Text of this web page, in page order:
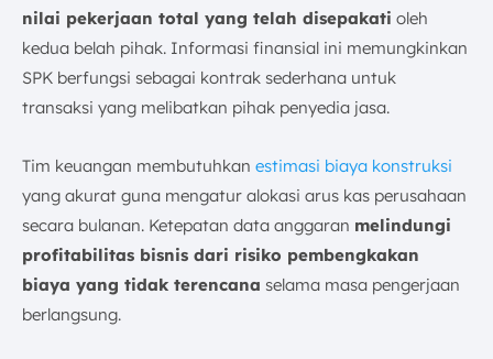
nilai pekerjaan total yang telah disepakati oleh
kedua belah pihak. Informasi finansial ini memungkinkan
SPK berfungsi sebagai kontrak sederhana untuk
transaksi yang melibatkan pihak penyedia jasa.
Tim keuangan membutuhkan estimasi biaya konstruksi
yang akurat guna mengatur alokasi arus kas perusahaan
secara bulanan. Ketepatan data anggaran melindungi
profitabilitas bisnis dari risiko pembengkakan
biaya yang tidak terencana selama masa pengerjaan
berlangsung.